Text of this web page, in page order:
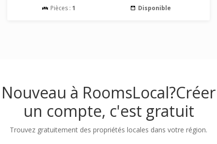
Pièces : 1 Disponible
Nouveau à RoomsLocal?Créer
un compte, c'est gratuit
Trouvez gratuitement des propriétés locales dans votre région.